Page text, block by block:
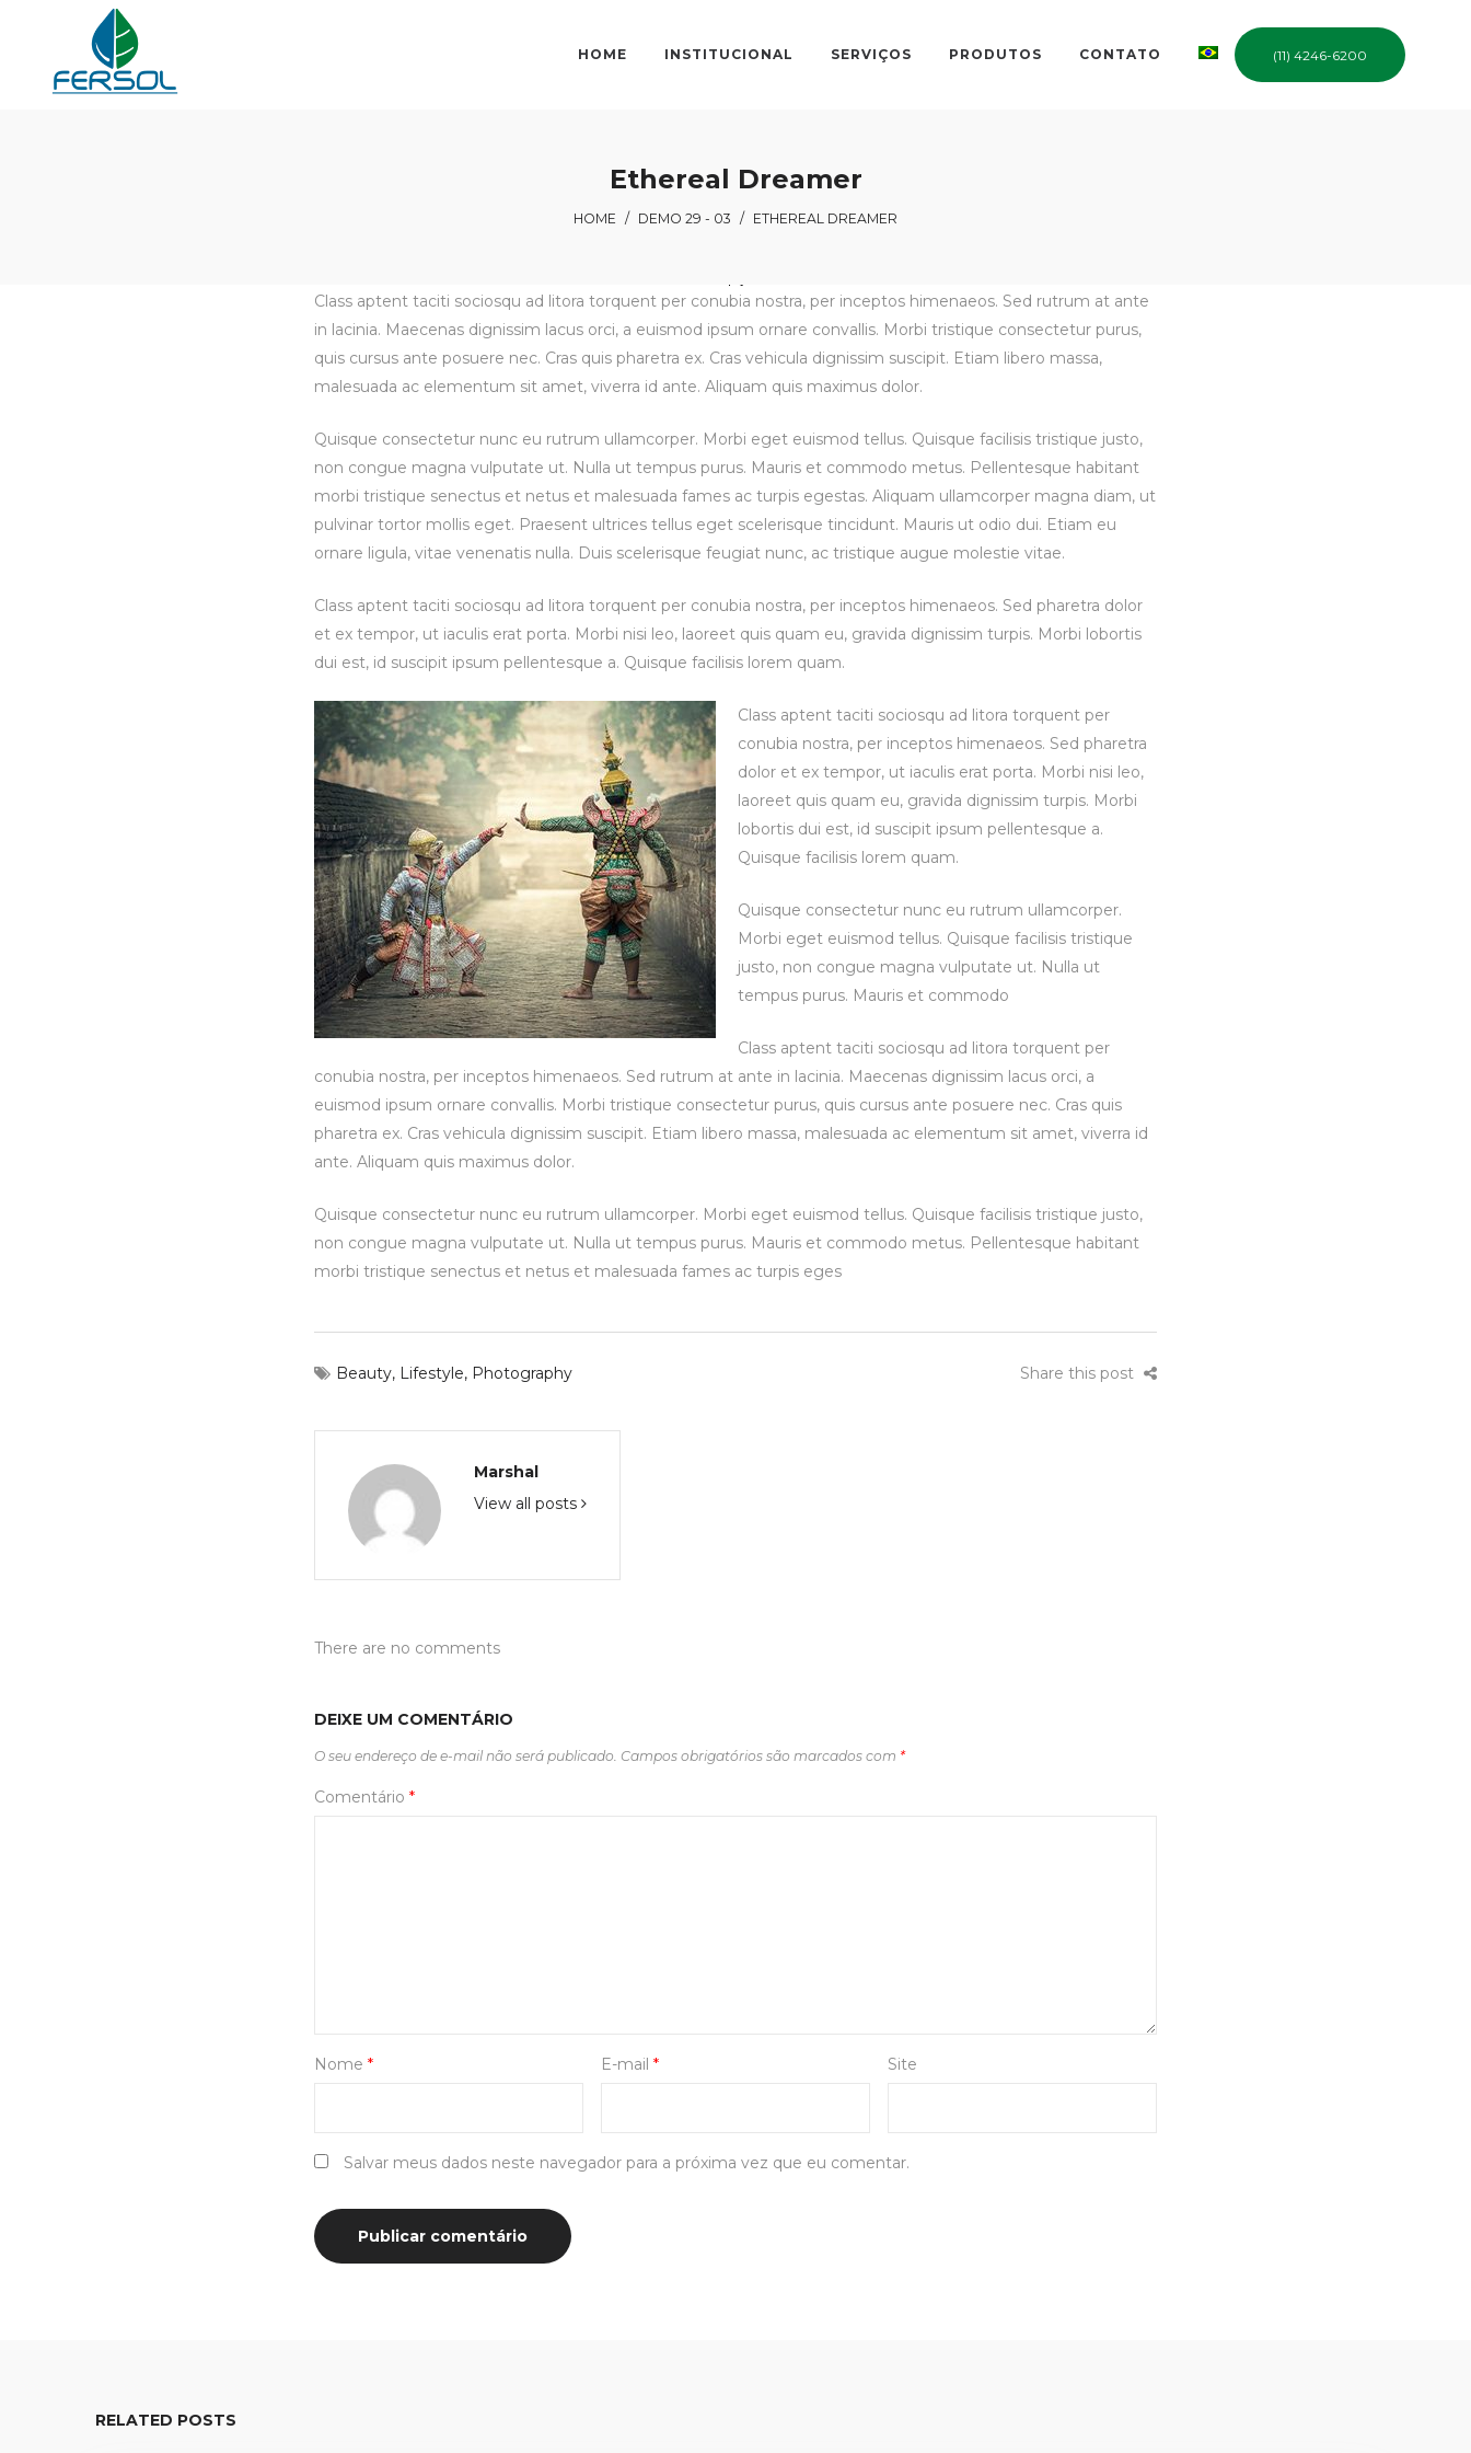
(11) 4246-6200
HOME INSTITUCIONAL SERVIÇOS PRODUTOS CONTATO
Ethereal Dreamer
HOME / DEMO 29 - 03 / ETHEREAL DREAMER
Class aptent taciti sociosqu ad litora torquent per conubia nostra, per inceptos himenaeos. Sed rutrum at ante
in lacinia. Maecenas dignissim lacus orci, a euismod ipsum ornare convallis. Morbi tristique consectetur purus,
quis cursus ante posuere nec. Cras quis pharetra ex. Cras vehicula dignissim suscipit. Etiam libero massa,
malesuada ac elementum sit amet, viverra id ante. Aliquam quis maximus dolor.
Quisque consectetur nunc eu rutrum ullamcorper. Morbi eget euismod tellus. Quisque facilisis tristique justo,
non congue magna vulputate ut. Nulla ut tempus purus. Mauris et commodo metus. Pellentesque habitant
morbi tristique senectus et netus et malesuada fames ac turpis egestas. Aliquam ullamcorper magna diam, ut
pulvinar tortor mollis eget. Praesent ultrices tellus eget scelerisque tincidunt. Mauris ut odio dui. Etiam eu
ornare ligula, vitae venenatis nulla. Duis scelerisque feugiat nunc, ac tristique augue molestie vitae.
Class aptent taciti sociosqu ad litora torquent per conubia nostra, per inceptos himenaeos. Sed pharetra dolor
et ex tempor, ut iaculis erat porta. Morbi nisi leo, laoreet quis quam eu, gravida dignissim turpis. Morbi lobortis
dui est, id suscipit ipsum pellentesque a. Quisque facilisis lorem quam.
Class aptent taciti sociosqu ad litora torquent per
conubia nostra, per inceptos himenaeos. Sed pharetra
dolor et ex tempor, ut iaculis erat porta. Morbi nisi leo,
laoreet quis quam eu, gravida dignissim turpis. Morbi
lobortis dui est, id suscipit ipsum pellentesque a.
Quisque facilisis lorem quam.
Quisque consectetur nunc eu rutrum ullamcorper.
Morbi eget euismod tellus. Quisque facilisis tristique
justo, non congue magna vulputate ut. Nulla ut
tempus purus. Mauris et commodo
Class aptent taciti sociosqu ad litora torquent per
conubia nostra, per inceptos himenaeos. Sed rutrum at ante in lacinia. Maecenas dignissim lacus orci, a
euismod ipsum ornare convallis. Morbi tristique consectetur purus, quis cursus ante posuere nec. Cras quis
pharetra ex. Cras vehicula dignissim suscipit. Etiam libero massa, malesuada ac elementum sit amet, viverra id
ante. Aliquam quis maximus dolor.
Quisque consectetur nunc eu rutrum ullamcorper. Morbi eget euismod tellus. Quisque facilisis tristique justo,
non congue magna vulputate ut. Nulla ut tempus purus. Mauris et commodo metus. Pellentesque habitant
morbi tristique senectus et netus et malesuada fames ac turpis eges
Beauty, Lifestyle, Photography Share this post
Marshal
View all posts
There are no comments
DEIXE UM COMENTÁRIO
O seu endereço de e-mail não será publicado. Campos obrigatórios são marcados com *
Comentário *
Nome * E-mail * Site
Salvar meus dados neste navegador para a próxima vez que eu comentar.
RELATED POSTS